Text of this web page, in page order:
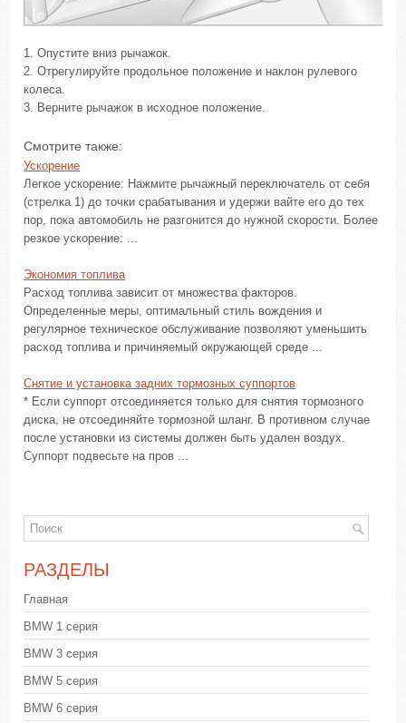
1. Опустите вниз рычажок.
2. Отрегулируйте продольное положение и наклон рулевого
колеса.
3. Верните рычажок в исходное положение.
Смотрите также:
Ускорение
Легкое ускорение: Нажмите рычажный переключатель от себя
(стрелка 1) до точки срабатывания и удержи вайте его до тех
пор, пока автомобиль не разгонится до нужной скорости. Более
резкое ускорение: ...
Экономия топлива
Расход топлива зависит от множества факторов.
Определенные меры, оптимальный стиль вождения и
регулярное техническое обслуживание позволяют уменьшить
расход топлива и причиняемый окружающей среде ...
Снятие и установка задних тормозных суппортов
* Если суппорт отсоединяется только для снятия тормозного
диска, не отсоединяйте тормозной шланг. В противном случае
после установки из системы должен быть удален воздух.
Суппорт подвесьте на пров ...
РАЗДЕЛЫ
Главная
BMW 1 серия
BMW 3 серия
BMW 5 серия
BMW 6 серия